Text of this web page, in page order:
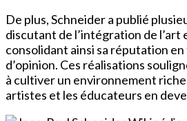
De plus, Schneider a publié
discutant de l’intégration de l’art
consolidant ainsi sa réputation
d’opinion. Ces réalisations
à cultiver un environnement
artistes et les éducateurs en